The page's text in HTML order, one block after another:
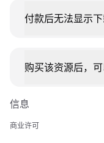
付款后无法显示
购买该资源后，可
信息
商业许可